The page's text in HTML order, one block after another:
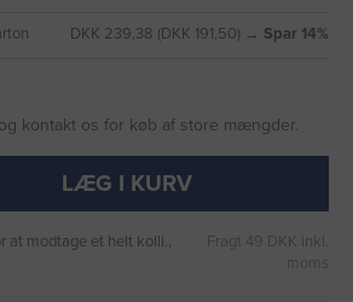
DKK 239,38 (DKK 191,50) → Spar 14%
og kontakt os for køb af store mængder.
LÆG I KURV
at modtage et helt kolli.,
Fragt 49 DKK inkl.
moms